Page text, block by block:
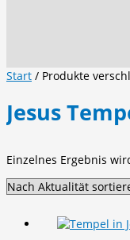
Start / Produkte
Jesus
Einzelnes Ergebnis